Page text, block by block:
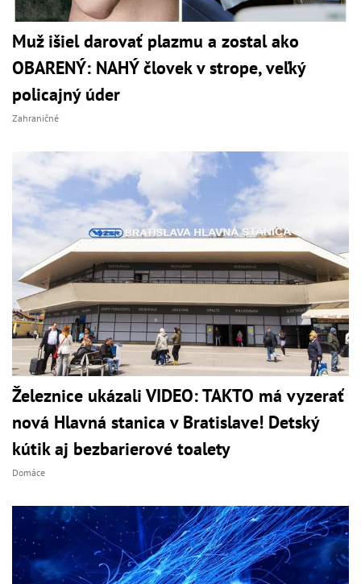
Muž išiel darovať plazmu a zostal ako
OBARENÝ: NAHÝ človek v strope, veľký
policajný úder
Zahraničné
Železnice ukázali VIDEO: TAKTO má vyzerať
nová Hlavná stanica v Bratislave! Detský
kútik aj bezbarierové toalety
Domáce